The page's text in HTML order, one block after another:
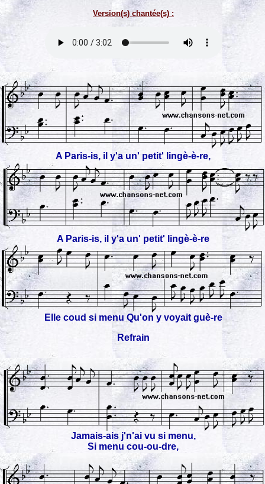
Version(s) chantée(s) :
A Paris-is, il y'a un' petit' lingè-è-re,
A Paris-is, il y'a un' petit' lingè-è-re
Elle coud si menu Qu'on y voyait guè-re
Refrain
Jamais-ais j'n'ai vu si menu,
Si menu cou-ou-dre,